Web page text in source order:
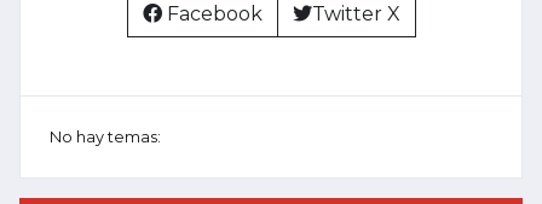
Facebook Twitter X
No hay temas: